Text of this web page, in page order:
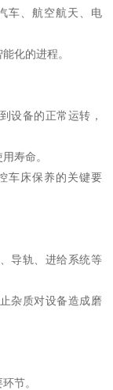
车、航空航天、电
化的进程。
设备的正常运转，
寿命。
车床保养的关键要
导轨、进给系统等
杂质对设备造成磨
节。